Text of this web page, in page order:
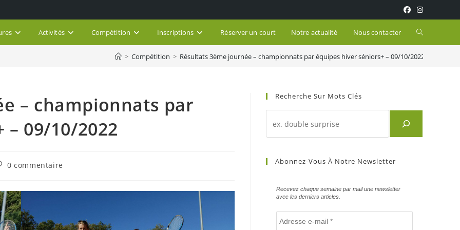
Activités Compétition Inscriptions Réserver un court Notre actualité Nous contacter Toggle
website
> Compétition > Résultats 3ème journée – championnats par équipes hiver séniors+ – 09/10/2022
– championnats par
09/10/2022
:
0 commentaire
Recherche Sur Mots Clés
d'un
mots
Abonnez-Vous À Notre Newsletter
Recevez chaque semaine par mail une newsletter
avec les derniers articles.